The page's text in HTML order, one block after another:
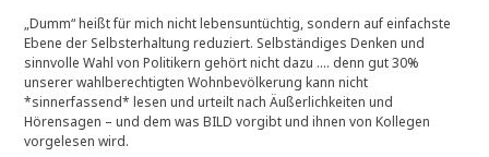
„Dumm“ heißt für mich nicht lebensuntüchtig, sondern auf einfachste
Ebene der Selbsterhaltung reduziert. Selbständiges Denken und
sinnvolle Wahl von Politikern gehört nicht dazu …. denn gut 30%
unserer wahlberechtigten Wohnbevölkerung kann nicht
*sinnerfassend* lesen und urteilt nach Äußerlichkeiten und
Hörensagen – und dem was BILD vorgibt und ihnen von Kollegen
vorgelesen wird.